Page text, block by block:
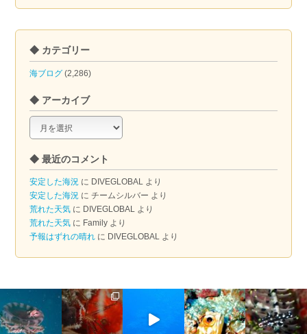
◆ カテゴリー
海ブログ (2,286)
◆ アーカイブ
◆
ア
カ
イ
ブ
◆ 最近のコメント
安定した海況 に DIVEGLOBAL より
安定した海況 にチームシルバー より
荒れた天気 に DIVEGLOBAL より
荒れた天気 に Family より
予報はずれの晴れ に DIVEGLOBAL より